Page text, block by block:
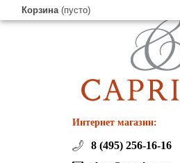
Корзина (пусто)
Интернет магазин:
8 (495) 256-16-16